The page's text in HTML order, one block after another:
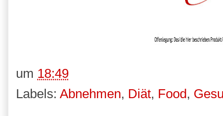
um 18:49
Labels: Abnehmen, Diät, Food,